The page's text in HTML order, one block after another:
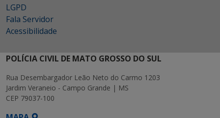
LGPD
Fala Servidor
Acessibilidade
POLÍCIA CIVIL DE MATO GROSSO DO SUL
Rua Desembargador Leão Neto do Carmo 1203
Jardim Veraneio - Campo Grande | MS
CEP 79037-100